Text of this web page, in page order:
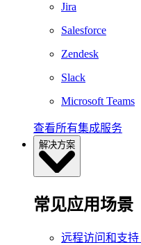
Jira
Salesforce
Zendesk
Slack
Microsoft Teams
查看所有集成服务
解决方案
常见应用场景
远程访问和支持